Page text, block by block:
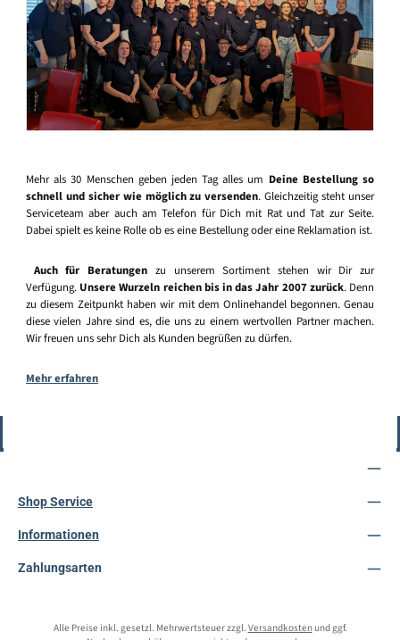
Mehr als 30 Menschen geben jeden Tag alles um Deine Bestellung so
schnell und sicher wie möglich zu versenden. Gleichzeitig steht unser
Serviceteam aber auch am Telefon für Dich mit Rat und Tat zur Seite.
Dabei spielt es keine Rolle ob es eine Bestellung oder eine Reklamation ist.
Auch für Beratungen zu unserem Sortiment stehen wir Dir zur
Verfügung. Unsere Wurzeln reichen bis in das Jahr 2007 zurück. Denn
zu diesem Zeitpunkt haben wir mit dem Onlinehandel begonnen. Genau
diese vielen Jahre sind es, die uns zu einem wertvollen Partner machen.
Wir freuen uns sehr Dich als Kunden begrüßen zu dürfen.
Mehr erfahren
Shop Service
Informationen
Zahlungsarten
Alle Preise inkl. gesetzl. Mehrwertsteuer zzgl. Versandkostenund ggf.